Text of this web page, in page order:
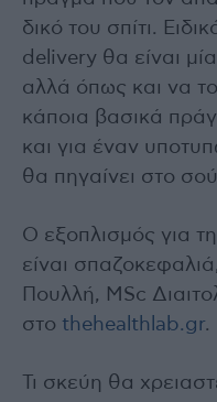
δικό του σπίτι.
delivery θα είναι
αλλά όπως και να
κάποια βασικά
και για έναν
θα πηγαίνει στο
Ο εξοπλισμός για
είναι
Πουλλή, MSc
στο thehealthlab.gr.
Τι σκεύη θα